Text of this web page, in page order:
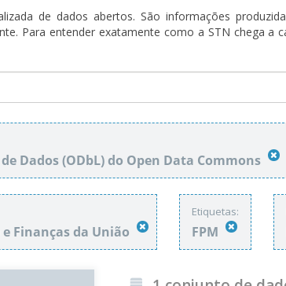
de dados abertos. São informações
Para entender exatamente como a STN chega
Dados (ODbL) do Open Data Commons
Finanças da União
Etiquetas:
FPM